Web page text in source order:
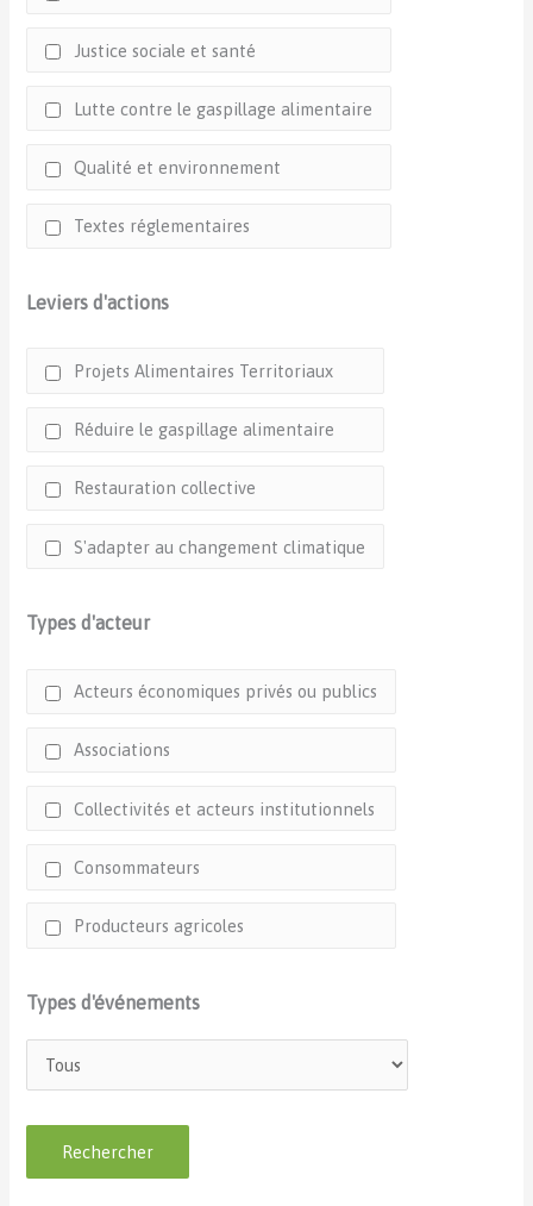
Justice sociale et santé
Lutte contre le gaspillage alimentaire
Qualité et environnement
Textes réglementaires
Leviers d'actions
Projets Alimentaires Territoriaux
Réduire le gaspillage alimentaire
Restauration collective
S'adapter au changement climatique
Types d'acteur
Acteurs économiques privés ou publics
Associations
Collectivités et acteurs institutionnels
Consommateurs
Producteurs agricoles
Types d'événements